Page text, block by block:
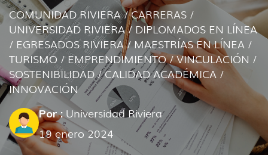
COMUNIDAD RIVIERA/CARRERAS /
UNIVERSIDAD RIVIERA/ DIPLOMADOS EN LÍNEA
/ EGRESADOS RIVIERA/ MAESTRÍAS EN LÍNEA /
TURISMO /EMPRENDIMIENTO/VINCULACIÓN /
SOSTENIBILIDAD/CALIDAD ACADÉMICA /
INNOVACIÓN
Por :Universidad Riviera
19 enero 2024